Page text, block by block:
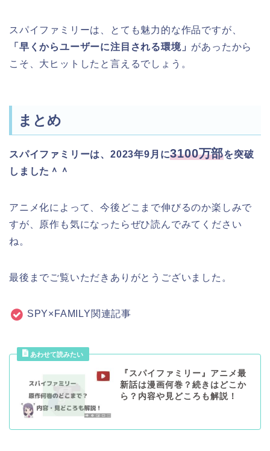
スパイファミリーは、とても魅力的な作品ですが、
「早くからユーザーに注目される環境」 があったから
こそ、大ヒットしたと言えるでしょう。
まとめ
スパイファミリーは、2023年9月に3100万部を突破
しました＾＾
アニメ化によって、今後どこまで伸びるのか楽しみで
すが、原作も気になったらぜひ読んでみてください
ね。
最後までご覧いただきありがとうございました。
SPY×FAMILY関連記事
『スパイファミリー』アニメ最
新話は漫画何巻？続きはどこか
ら？内容や見どころも解説！